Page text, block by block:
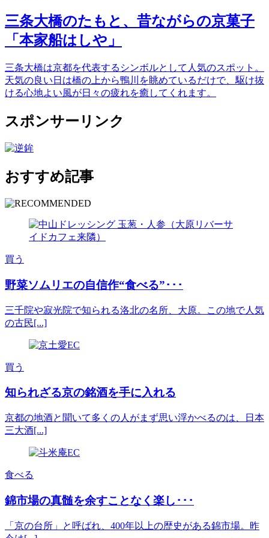
三条大橋のたもと、昔ながらの京菓子
「本家船はしや」
三条大橋は京都を代表するシンボルとして人気のスポット。
天気の良い日は橋の上から鴨川を眺めているだけで、駆け抜
ける心地よい風が日々の疲れを癒してくれます。
スポンサーリンク
おすすめ記事
買う
野菜ソムリエの自信作“食べる”･･･
三千院や寂光院で知られる洛北の名所、大原。この地で人気
の古民[...]
買う
知られざる京の銘酒を手に入れる
京都の地酒と聞いて多くの人がまず思い浮かべるのは、日本
三大酒[...]
食べる
錦市場の真髄を余すことなく楽し･･･
「京の台所」と呼ばれ、400年以上の歴史がある錦市場。昨